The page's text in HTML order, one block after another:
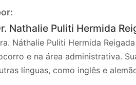
Nathalie Puliti Hermida
Náthalie Puliti Hermida
e na área administrativa.
línguas, como inglês e